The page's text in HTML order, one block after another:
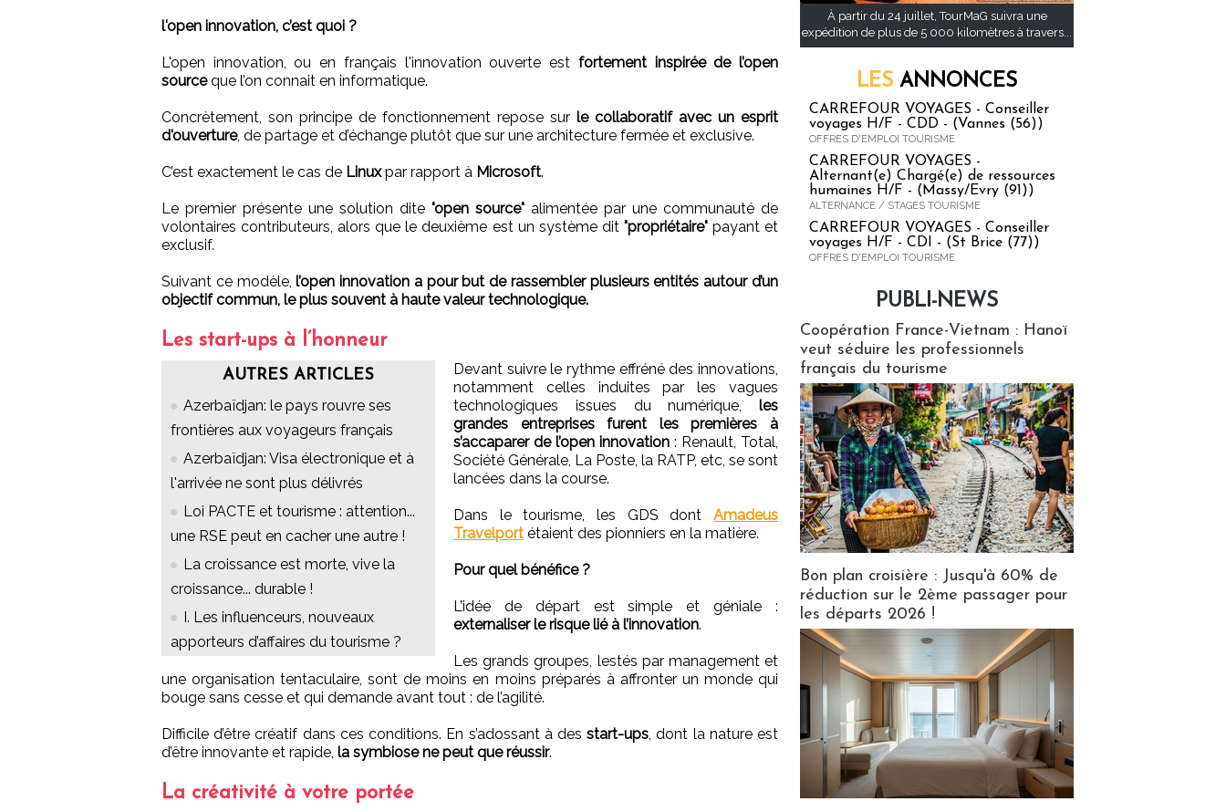
l'open innovation, c’est quoi ?
L'open innovation, ou en français l'innovation ouverte est fortement inspirée de l’open
sourceque l’on connait en informatique.
Concrètement, son principe de fonctionnement repose sur le collaboratif avec un esprit
d'ouverture, de partage et d’échange plutôt que sur une architecture fermée et exclusive.
C’est exactement le cas de Linuxpar rapport à Microsoft.
Le premier présente une solution dite "open source" alimentée par une communauté de
volontaires contributeurs, alors que le deuxième est un système dit "propriétaire"payant et
exclusif.
Suivant ce modèle,l’open innovation a pour but de rassembler plusieurs entités autour d’un
objectif commun, le plus souvent à haute valeur technologique.
Les start-ups à l’honneur
AUTRES ARTICLES
Azerbaïdjan: le pays rouvre ses
frontières aux voyageurs français
Azerbaïdjan: Visa électronique et à
l'arrivée ne sont plus délivrés
Loi PACTE et tourisme : attention...
une RSE peut en cacher une autre !
La croissance est morte, vive la
croissance... durable !
I. Les influenceurs, nouveaux
apporteurs d’affaires du tourisme ?
Devant suivre le rythme effréné des innovations,
notamment celles induites par les vagues
technologiques issues du numérique, les
grandes entreprises furent les premières à
s’accaparer de l’open innovation : Renault, Total,
Société Générale, La Poste, la RATP, etc, se sont
lancées dans la course.
Dans le tourisme, les GDS dont Amadeus
Travelport étaient des pionniers en la matière.
Pour quel bénéfice ?
L’idée de départ est simple et géniale :
externaliser le risque lié à l’innovation.
Les grands groupes, lestés par management et
une organisation tentaculaire, sont de moins en moins préparés à affronter un monde qui
bouge sans cesse et qui demande avant tout : de l’agilité.
Difficile d’être créatif dans ces conditions. En s’adossant à desstart-ups, dont la nature est
d’être innovante et rapide, la symbiose ne peut que réussir.
La créativité à votre portée
À partir du 24 juillet, TourMaG suivra une
expédition de plus de 5 000 kilomètres à travers...
LES ANNONCES
CARREFOUR VOYAGES - Conseiller
voyages H/F - CDD - (Vannes (56))
OFFRES D'EMPLOI TOURISME
CARREFOUR VOYAGES -
Alternant(e) Chargé(e) de ressources
humaines H/F - (Massy/Evry (91))
ALTERNANCE / STAGES TOURISME
CARREFOUR VOYAGES - Conseiller
voyages H/F - CDI - (St Brice (77))
OFFRES D'EMPLOI TOURISME
PUBLI-NEWS
Coopération France-Vietnam : Hanoï
veut séduire les professionnels
français du tourisme
Bon plan croisière : Jusqu'à 60% de
réduction sur le 2ème passager pour
les départs 2026 !